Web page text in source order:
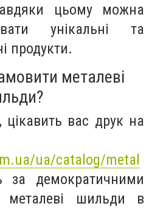
цьому можна
унікальні та
продукти.
металеві
вас друк на
ua/catalog/metal
за демократичними
металеві шильди в